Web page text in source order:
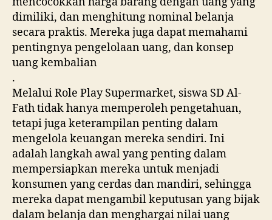
dimiliki, dan menghitung nominal belanja
secara praktis. Mereka juga dapat memahami
pentingnya pengelolaan uang, dan konsep
uang kembalian
.
Melalui Role Play Supermarket, siswa SD Al-
Fath tidak hanya memperoleh pengetahuan,
tetapi juga keterampilan penting dalam
mengelola keuangan mereka sendiri. Ini
adalah langkah awal yang penting dalam
mempersiapkan mereka untuk menjadi
konsumen yang cerdas dan mandiri, sehingga
mereka dapat mengambil keputusan yang bijak
dalam belanja dan menghargai nilai uang